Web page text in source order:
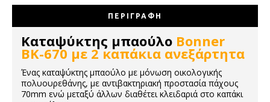
ΠΕΡΙΓΡΑΦΉ
Καταψύκτης μπαούλο Bonner
BK-670 με 2 καπάκια ανεξάρτητα
Ένας καταψύκτης μπαούλο με μόνωση οικολογικής
πολυουρεθάνης, με αντιβακτηριακή προστασία πάχους
70mm ενώ μεταξύ άλλων διαθέτει κλειδαριά στο καπάκι